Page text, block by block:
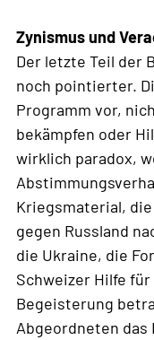
Zynismus und
Der letzte Teil der
noch pointierter.
Programm vor,
bekämpfen oder
wirklich paradox,
Kriegsmaterial,
gegen Russland
die Ukraine, die
Schweizer Hilfe für
Begeisterung
Abgeordneten